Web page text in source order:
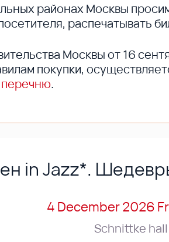
районах Москвы
распечатывать
Москвы от 16
покупки,
.
in Jazz*.
4 December 2026
Schnittke hall